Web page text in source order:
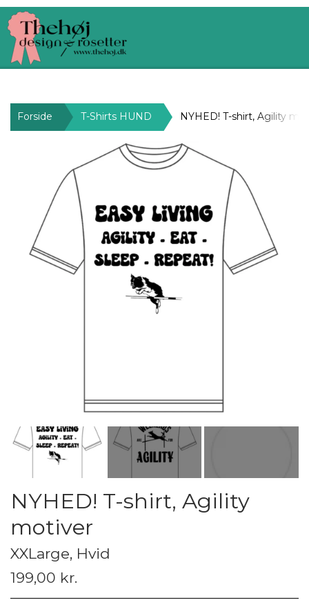
Forside T-Shirts HUND NYHED! T-shirt, Agility
NYHED! T-shirt, Agility
motiver
XXLarge, Hvid
199,00 kr.